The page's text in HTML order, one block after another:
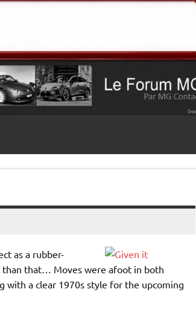
as a rubber-
than that… Moves were afoot in both
with a clear 1970s style for the upcoming